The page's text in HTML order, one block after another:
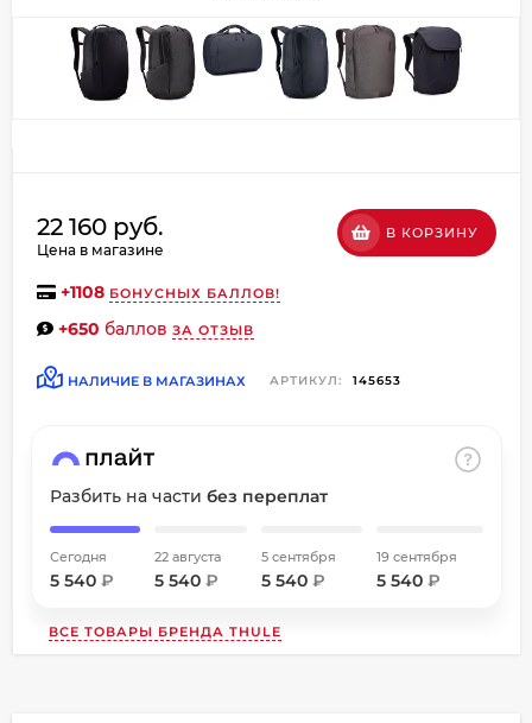
22 160 руб.
Цена в магазине
В КОРЗИНУ
+1108 БОНУСНЫХ БАЛЛОВ!
+650 баллов ЗА ОТЗЫВ
НАЛИЧИЕ В МАГАЗИНАХ АРТИКУЛ: 145653
Разбить на части без переплат
Сегодня
5 540 ₽
22 августа
5 540 ₽
5 сентября
5 540 ₽
19 сентября
5 540 ₽
ВСЕ ТОВАРЫ БРЕНДА THULE
Оставшиеся75% будут
списываться
с вашей карты
по
25 %каждые 2 недели
об оплате Плайтом
25
2 недели
8 800 302-02-51